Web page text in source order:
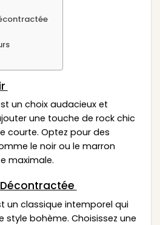
un choix audacieux et
une touche de rock chic
courte. Optez pour des
le noir ou le marron
maximale.
un classique intemporel qui
style bohème. Choisissez une